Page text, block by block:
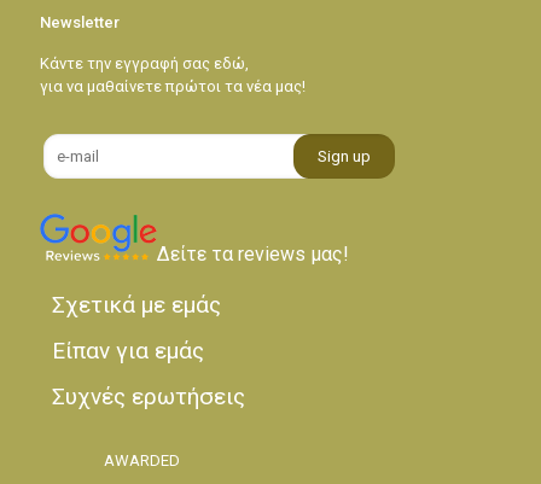
Newsletter
Κάντε την εγγραφή σας εδώ,
για να μαθαίνετε πρώτοι τα νέα μας!
Δείτε τα reviews μας!
Σχετικά με εμάς
Είπαν για εμάς
Συχνές ερωτήσεις
AWARDED